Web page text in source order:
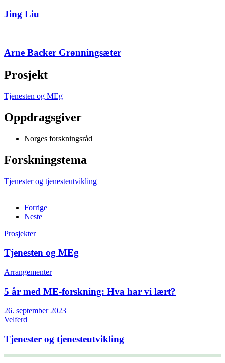
Jing Liu
Arne Backer Grønningsæter
Prosjekt
Tjenesten og MEg
Oppdragsgiver
Norges forskningsråd
Forskningstema
Tjenester og tjenesteutvikling
Forrige
Neste
Prosjekter
Tjenesten og MEg
Arrangementer
5 år med ME-forskning: Hva har vi lært?
26. september 2023
Velferd
Tjenester og tjenesteutvikling